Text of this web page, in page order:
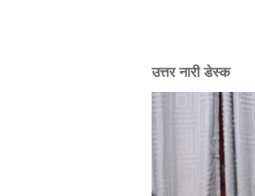
उत्तर नारी डेस्क